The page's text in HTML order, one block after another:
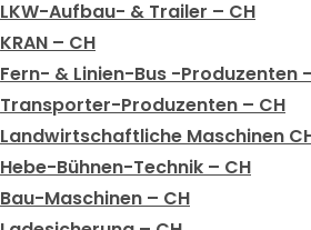
LKW-Aufbau- & Trailer – CH
KRAN – CH
Fern- & Linien-Bus -Produzenten
Transporter-Produzenten – CH
Landwirtschaftliche Maschinen
Hebe-Bühnen-Technik – CH
Bau-Maschinen – CH